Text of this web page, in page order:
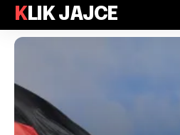
KLIK JAJCE